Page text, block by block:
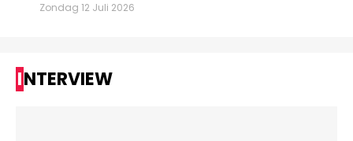
Zondag 12 Juli 2026
INTERVIEW